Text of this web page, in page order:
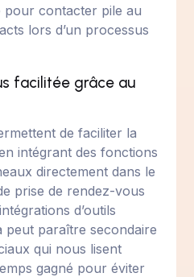
pour contacter pile au
lors d’un processus
facilitée grâce au
de faciliter la
intégrant des fonctions
directement dans le
prise de rendez-vous
d’outils
peut paraître secondaire
qui nous lisent
gagné pour éviter